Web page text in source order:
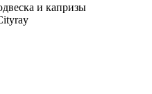
и капризы